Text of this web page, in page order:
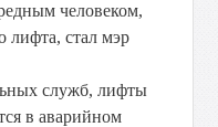
человеком,
лифта, стал мэр
служб, лифты
в аварийном